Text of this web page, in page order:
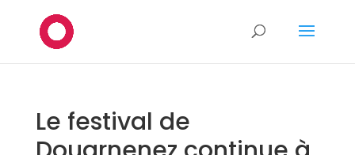
Le festival de